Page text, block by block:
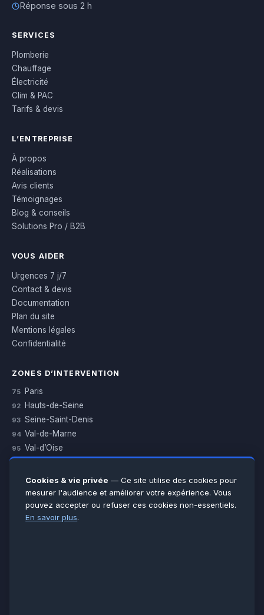
Réponse sous 2 h
SERVICES
Plomberie
Chauffage
Électricité
Clim & PAC
Tarifs & devis
L’ENTREPRISE
À propos
Réalisations
Avis clients
Témoignages
Blog & conseils
Solutions Pro / B2B
VOUS AIDER
Urgences 7 j/7
Contact & devis
Documentation
Plan du site
Mentions légales
Confidentialité
ZONES D’INTERVENTION
75 Paris
92 Hauts-de-Seine
93 Seine-Saint-Denis
94 Val-de-Marne
95 Val-d’Oise
Essonne
Seine-et-Marne
Voir toutes les villes →
Cookies & vie privée — Ce site utilise des cookies pour
mesurer l'audience et améliorer votre expérience. Vous
pouvez accepter ou refuser ces cookies non-essentiels.
En savoir plus.